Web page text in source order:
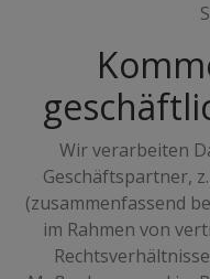
Wir verarbeiten
Geschäftspartner,
(zusammenfassend
im Rahmen von